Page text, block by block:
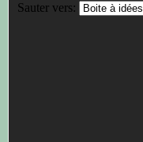
Sauter vers: